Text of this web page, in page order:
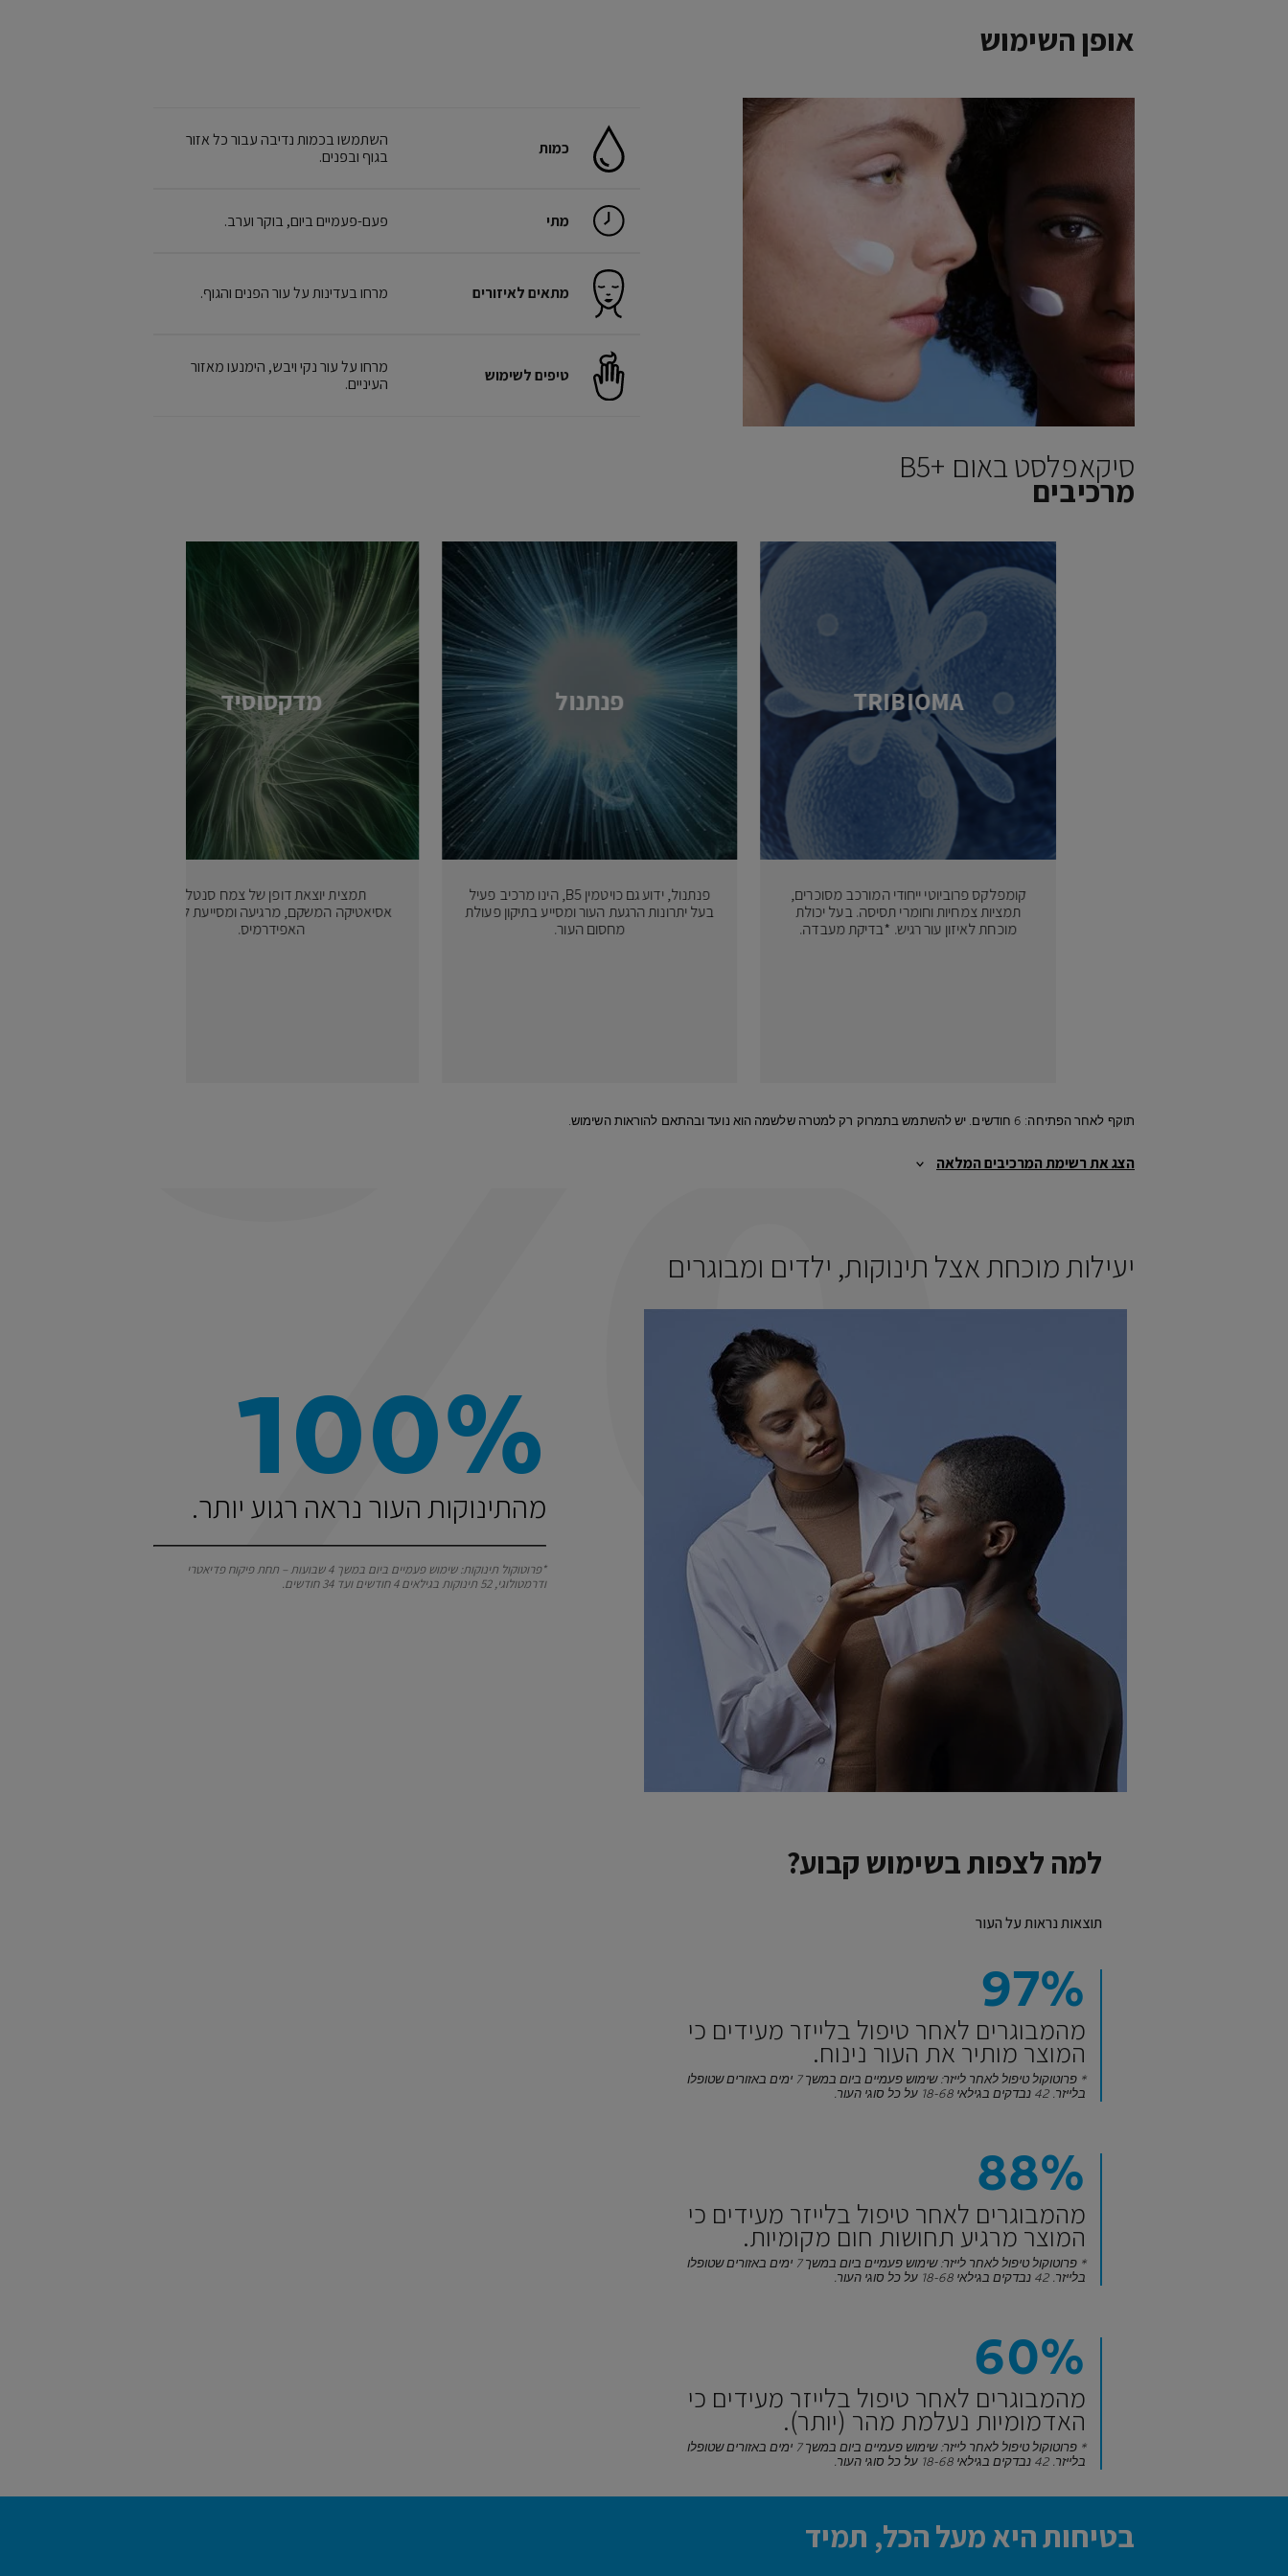
אופן השימוש
כמות
השתמשו בכמות נדיבה עבור כל אזור
בגוף ובפנים.
מתי פעם-פעמיים ביום, בוקר וערב.
מתאים לאיזורים מרחו בעדינות על עור הפנים והגוף.
טיפים לשימוש
מרחו על עור נקי ויבש, הימנעו מאזור
העיניים.
סיקאפלסט באום B5+‎
מרכיבים
TRIBIOMA
קומפלקס פרוביוטי ייחודי המורכב מסוכרים,
תמציות צמחיות וחומרי תסיסה. בעל יכולת
מוכחת לאיזון עור רגיש. *בדיקת מעבדה.
פנתנול
פנתנול, ידוע גם כויטמין B5, הינו מרכיב פעיל
בעל יתרונות הרגעת העור ומסייע בתיקון פעולת
מחסום העור.
מדקסוסיד
תמצית יוצאת דופן של צמח סנטלה
אסיאטיקה המשקם, מרגיעה ומסייעת לחידוש
האפידרמיס.
תוקף לאחר הפתיחה: 6 חודשים. יש להשתמש בתמרוק רק למטרה שלשמה הוא נועד ובהתאם להוראות השימוש.
הצג את רשימת המרכיבים המלאה
יעילות מוכחת אצל תינוקות, ילדים ומבוגרים
100%
מהתינוקות העור נראה רגוע יותר.
*פרוטוקול תינוקות: שימוש פעמיים ביום במשך 4 שבועות – תחת פיקוח פדיאטרי
ודרמטולוגי, 52 תינוקות בגילאים 4 חודשים ועד 34 חודשים.
למה לצפות בשימוש קבוע?
תוצאות נראות על העור
97%
מהמבוגרים לאחר טיפול בלייזר מעידים כי
המוצר מותיר את העור נינוח.
* פרוטוקול טיפול לאחר לייזר: שימוש פעמיים ביום במשך 7 ימים באזורים שטופלו
בלייזר. 42 נבדקים בגילאי 18-68 על כל סוגי העור.
88%
מהמבוגרים לאחר טיפול בלייזר מעידים כי
המוצר מרגיע תחושות חום מקומיות.
* פרוטוקול טיפול לאחר לייזר: שימוש פעמיים ביום במשך 7 ימים באזורים שטופלו
בלייזר. 42 נבדקים בגילאי 18-68 על כל סוגי העור.
60%
מהמבוגרים לאחר טיפול בלייזר מעידים כי
האדמומיות נעלמת מהר (יותר).
* פרוטוקול טיפול לאחר לייזר: שימוש פעמיים ביום במשך 7 ימים באזורים שטופלו
בלייזר. 42 נבדקים בגילאי 18-68 על כל סוגי העור.
בטיחות היא מעל הכל, תמיד